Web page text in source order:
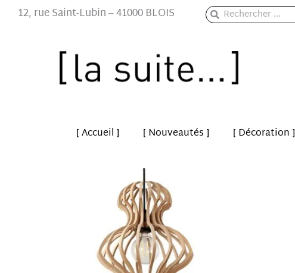
12, rue Saint-Lubin – 41000 BLOIS Rechercher
Rechercher
[ Accueil ] [ Nouveautés ] [ Décoration ]